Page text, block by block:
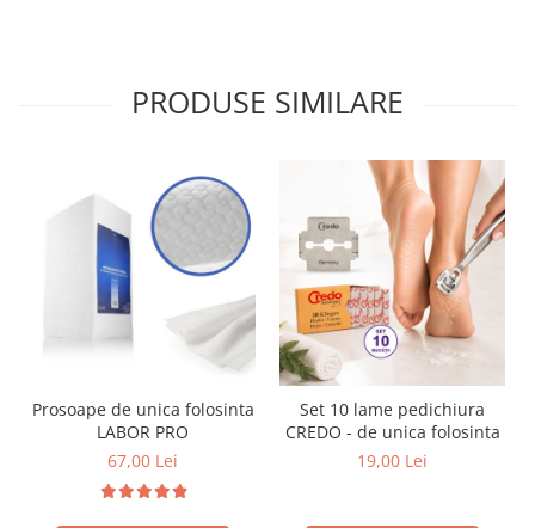
PRODUSE SIMILARE
Prosoape de unica folosinta
LABOR PRO
67,00 Lei
Set 10 lame pedichiura
CREDO - de unica folosinta
19,00 Lei